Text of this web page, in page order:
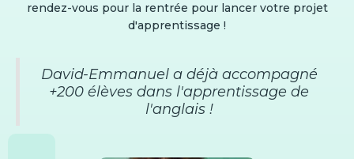
rendez-vous pour la rentrée pour lancer votre projet
d'apprentissage !
David-Emmanuel a déjà accompagné
+200 élèves dans l'apprentissage de
l'anglais !